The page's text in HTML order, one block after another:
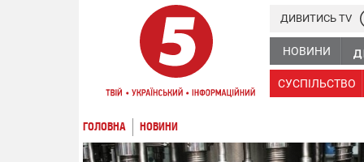
НОВИНИ
СУСПІЛЬСТВО
ДИВИТИСЬ TV
ГОЛОВНА НОВИНИ